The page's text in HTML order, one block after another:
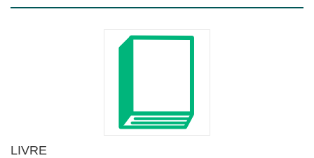
LIVRE